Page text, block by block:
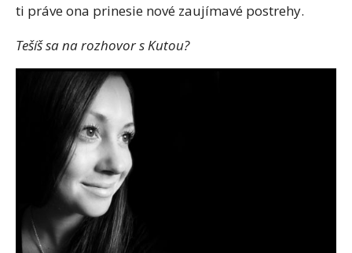
ti práve ona prinesie nové zaujímavé postrehy.
Tešíš sa na rozhovor s Kutou?